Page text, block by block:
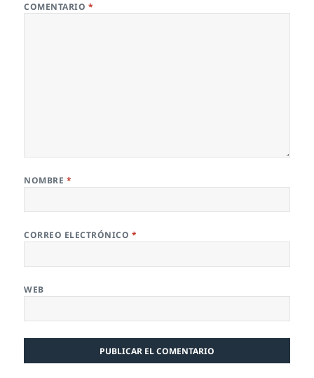
COMENTARIO *
NOMBRE *
CORREO ELECTRÓNICO *
WEB